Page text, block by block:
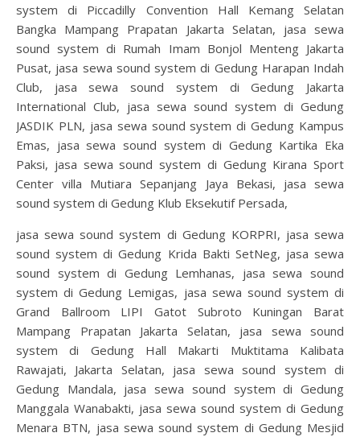
system di Piccadilly Convention Hall Kemang Selatan
Bangka Mampang Prapatan Jakarta Selatan, jasa sewa
sound system di Rumah Imam Bonjol Menteng Jakarta
Pusat, jasa sewa sound system di Gedung Harapan Indah
Club, jasa sewa sound system di Gedung Jakarta
International Club, jasa sewa sound system di Gedung
JASDIK PLN, jasa sewa sound system di Gedung Kampus
Emas, jasa sewa sound system di Gedung Kartika Eka
Paksi, jasa sewa sound system di Gedung Kirana Sport
Center villa Mutiara Sepanjang Jaya Bekasi, jasa sewa
sound system di Gedung Klub Eksekutif Persada,
jasa sewa sound system di Gedung KORPRI, jasa sewa
sound system di Gedung Krida Bakti SetNeg, jasa sewa
sound system di Gedung Lemhanas, jasa sewa sound
system di Gedung Lemigas, jasa sewa sound system di
Grand Ballroom LIPI Gatot Subroto Kuningan Barat
Mampang Prapatan Jakarta Selatan, jasa sewa sound
system di Gedung Hall Makarti Muktitama Kalibata
Rawajati, Jakarta Selatan, jasa sewa sound system di
Gedung Mandala, jasa sewa sound system di Gedung
Manggala Wanabakti, jasa sewa sound system di Gedung
Menara BTN, jasa sewa sound system di Gedung Mesjid